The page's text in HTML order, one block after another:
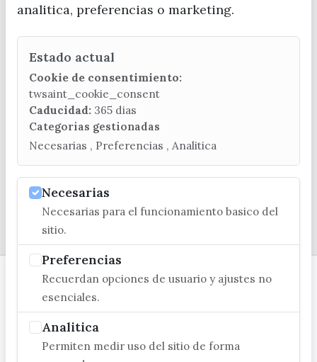
CONTACTA CON LA OFICINA DE TURISMO
(+34) 952 541 104
turismo@velezmalaga.es
C/ Poniente, 2. CP 29740 - Torre del Mar
analitica, preferencias o marketing.
Estado actual
Cookie de consentimiento:
twsaint_cookie_consent
Caducidad: 365 dias
Categorias gestionadas
Necesarias , Preferencias , Analitica
Necesarias
Necesarias para el funcionamiento basico del
sitio.
Preferencias
Recuerdan opciones de usuario y ajustes no
esenciales.
Analitica
Permiten medir uso del sitio de forma